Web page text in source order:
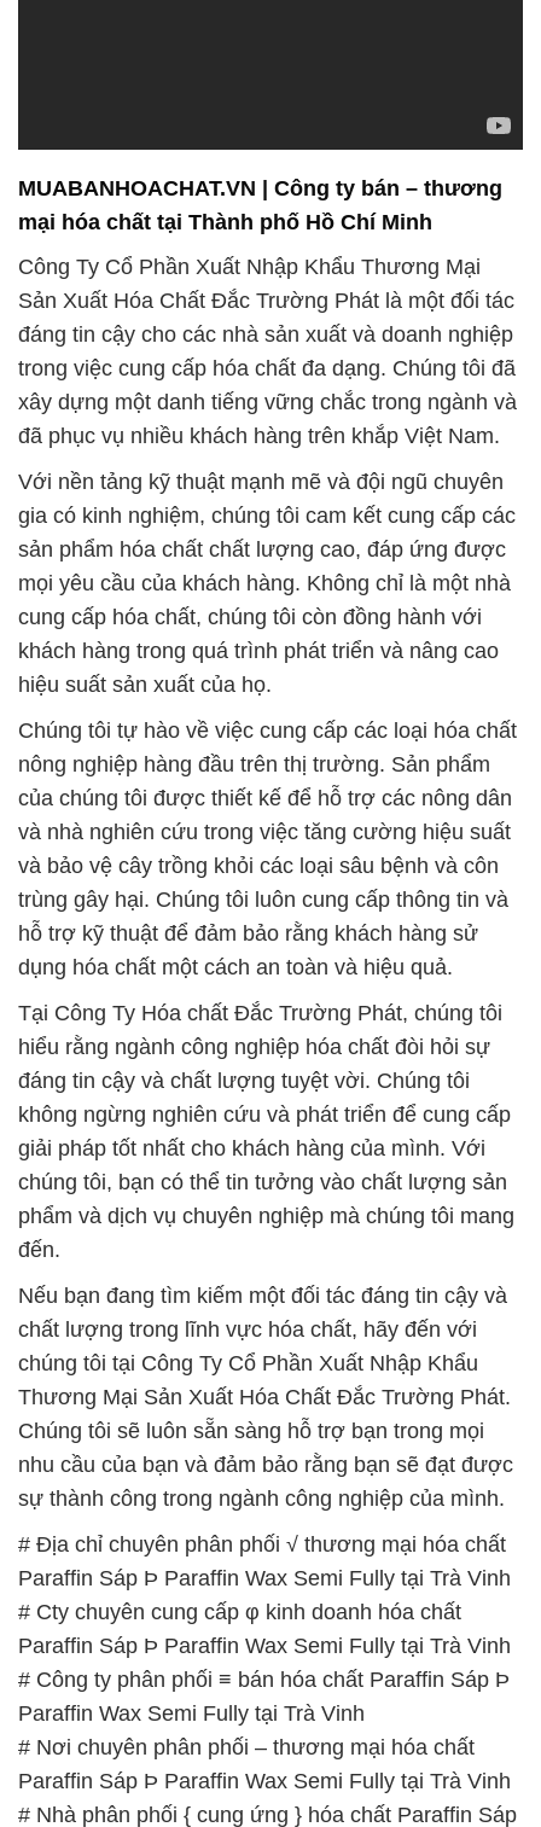
MUABANHOACHAT.VN | Công ty bán – thương
mại hóa chất tại Thành phố Hồ Chí Minh
Công Ty Cổ Phần Xuất Nhập Khẩu Thương Mại
Sản Xuất Hóa Chất Đắc Trường Phát là một đối tác
đáng tin cậy cho các nhà sản xuất và doanh nghiệp
trong việc cung cấp hóa chất đa dạng. Chúng tôi đã
xây dựng một danh tiếng vững chắc trong ngành và
đã phục vụ nhiều khách hàng trên khắp Việt Nam.
Với nền tảng kỹ thuật mạnh mẽ và đội ngũ chuyên
gia có kinh nghiệm, chúng tôi cam kết cung cấp các
sản phẩm hóa chất chất lượng cao, đáp ứng được
mọi yêu cầu của khách hàng. Không chỉ là một nhà
cung cấp hóa chất, chúng tôi còn đồng hành với
khách hàng trong quá trình phát triển và nâng cao
hiệu suất sản xuất của họ.
Chúng tôi tự hào về việc cung cấp các loại hóa chất
nông nghiệp hàng đầu trên thị trường. Sản phẩm
của chúng tôi được thiết kế để hỗ trợ các nông dân
và nhà nghiên cứu trong việc tăng cường hiệu suất
và bảo vệ cây trồng khỏi các loại sâu bệnh và côn
trùng gây hại. Chúng tôi luôn cung cấp thông tin và
hỗ trợ kỹ thuật để đảm bảo rằng khách hàng sử
dụng hóa chất một cách an toàn và hiệu quả.
Tại Công Ty Hóa chất Đắc Trường Phát, chúng tôi
hiểu rằng ngành công nghiệp hóa chất đòi hỏi sự
đáng tin cậy và chất lượng tuyệt vời. Chúng tôi
không ngừng nghiên cứu và phát triển để cung cấp
giải pháp tốt nhất cho khách hàng của mình. Với
chúng tôi, bạn có thể tin tưởng vào chất lượng sản
phẩm và dịch vụ chuyên nghiệp mà chúng tôi mang
đến.
Nếu bạn đang tìm kiếm một đối tác đáng tin cậy và
chất lượng trong lĩnh vực hóa chất, hãy đến với
chúng tôi tại Công Ty Cổ Phần Xuất Nhập Khẩu
Thương Mại Sản Xuất Hóa Chất Đắc Trường Phát.
Chúng tôi sẽ luôn sẵn sàng hỗ trợ bạn trong mọi
nhu cầu của bạn và đảm bảo rằng bạn sẽ đạt được
sự thành công trong ngành công nghiệp của mình.
# Địa chỉ chuyên phân phối √ thương mại hóa chất
Paraffin Sáp Þ Paraffin Wax Semi Fully tại Trà Vinh
# Cty chuyên cung cấp φ kinh doanh hóa chất
Paraffin Sáp Þ Paraffin Wax Semi Fully tại Trà Vinh
# Công ty phân phối ≡ bán hóa chất Paraffin Sáp Þ
Paraffin Wax Semi Fully tại Trà Vinh
# Nơi chuyên phân phối – thương mại hóa chất
Paraffin Sáp Þ Paraffin Wax Semi Fully tại Trà Vinh
# Nhà phân phối { cung ứng } hóa chất Paraffin Sáp